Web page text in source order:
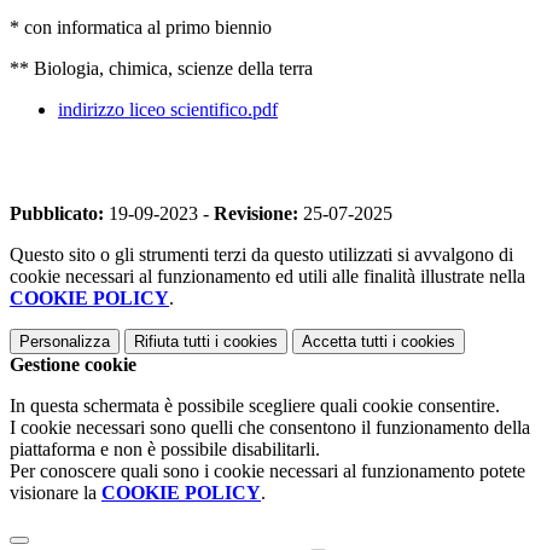
* con informatica al primo biennio
** Biologia, chimica, scienze della terra
indirizzo liceo scientifico.pdf
Pubblicato: 19-09-2023 - Revisione: 25-07-2025
Questo sito o gli strumenti terzi da questo utilizzati si avvalgono di
cookie necessari al funzionamento ed utili alle finalità illustrate nella
COOKIE POLICY.
Personalizza Rifiuta tutti i cookies Accetta tutti i cookies
Gestione cookie
In questa schermata è possibile scegliere quali cookie consentire.
I cookie necessari sono quelli che consentono il funzionamento della
piattaforma e non è possibile disabilitarli.
Per conoscere quali sono i cookie necessari al funzionamento potete
visionare la COOKIE POLICY.